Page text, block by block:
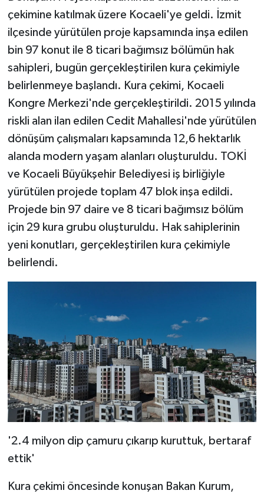
çekimine katılmak üzere Kocaeli'ye geldi. İzmit
ilçesinde yürütülen proje kapsamında inşa edilen
bin 97 konut ile 8 ticari bağımsız bölümün hak
sahipleri, bugün gerçekleştirilen kura çekimiyle
belirlenmeye başlandı. Kura çekimi, Kocaeli
Kongre Merkezi'nde gerçekleştirildi. 2015 yılında
riskli alan ilan edilen Cedit Mahallesi'nde yürütülen
dönüşüm çalışmaları kapsamında 12,6 hektarlık
alanda modern yaşam alanları oluşturuldu. TOKİ
ve Kocaeli Büyükşehir Belediyesi iş birliğiyle
yürütülen projede toplam 47 blok inşa edildi.
Projede bin 97 daire ve 8 ticari bağımsız bölüm
için 29 kura grubu oluşturuldu. Hak sahiplerinin
yeni konutları, gerçekleştirilen kura çekimiyle
belirlendi.
'2.4 milyon dip çamuru çıkarıp kuruttuk, bertaraf
ettik'
Kura çekimi öncesinde konuşan Bakan Kurum,